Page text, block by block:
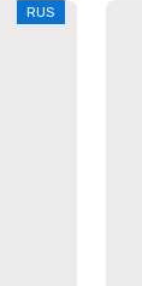
RUS